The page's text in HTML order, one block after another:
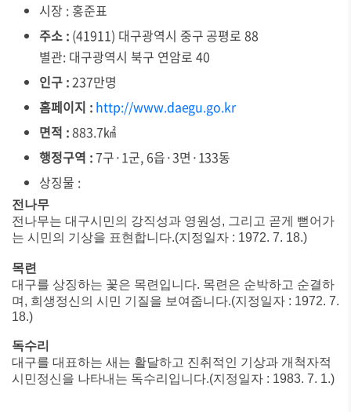
시장 : 홍준표
주소 : (41911) 대구광역시 중구 공평로 88
별관: 대구광역시 북구 연암로 40
인구 :237만명
홈페이지 : http://www.daegu.go.kr
면적 :883.7㎢
행정구역 :7구·1군, 6읍·3면·133동
상징물 :
전나무
전나무는 대구시민의 강직성과 영원성, 그리고 곧게 뻗어가
는 시민의 기상을 표현합니다.(지정일자 : 1972. 7. 18.)
목련
대구를 상징하는 꽃은 목련입니다. 목련은 순박하고 순결하
며, 희생정신의 시민 기질을 보여줍니다.(지정일자 : 1972. 7.
18.)
독수리
대구를 대표하는 새는 활달하고 진취적인 기상과 개척자적
시민정신을 나타내는 독수리입니다.(지정일자 : 1983. 7. 1.)